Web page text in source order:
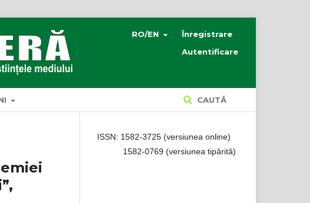
CAUTĂ
RO/EN
Înregistrare
Autentificare
ISSN: 1582-3725 (versiunea online)
1582-0769 (versiunea tipărită)